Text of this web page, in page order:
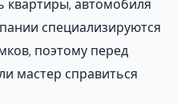
квартиры, автомобиля
специализируются
поэтому перед
мастер справиться